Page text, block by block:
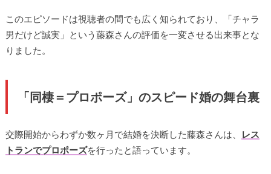
このエピソードは視聴者の間でも広く知られており、「チャラ
男だけど誠実」という藤森さんの評価を一変させる出来事とな
りました。
「同棲＝プロポーズ」のスピード婚の舞台裏
交際開始からわずか数ヶ月で結婚を決断した藤森さんは、
レス
トランでプロポーズを行ったと語っています。